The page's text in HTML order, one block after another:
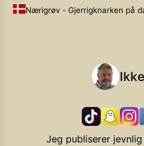
Nærigrøv - Gjerrigknarken på
Jeg publiserer